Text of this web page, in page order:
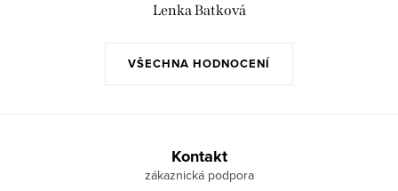
VŠECHNA HODNOCENÍ
Lenka Batková
Kontakt